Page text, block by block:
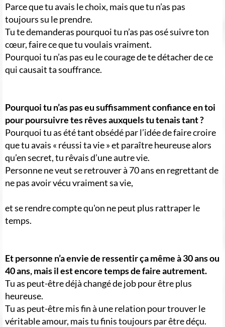
Parce que tu avais le choix, mais que tu n’as pas
toujours su le prendre.
Tu te demanderas pourquoi tu n’as pas osé suivre ton
cœur, faire ce que tu voulais vraiment.
Pourquoi tu n’as pas eu le courage de te détacher de ce
qui causait ta souffrance.
Pourquoi tu n’as pas eu suffisamment confiance en toi
pour poursuivre tes rêves auxquels tu tenais tant ?
Pourquoi tu as été tant obsédé par l’idée de faire croire
que tu avais « réussi ta vie » et paraître heureuse alors
qu’en secret, tu rêvais d’une autre vie.
Personne ne veut se retrouver à 70 ans en regrettant de
ne pas avoir vécu vraiment sa vie,
et se rendre compte qu'on ne peut plus rattraper le
temps.
Et personne n’a envie de ressentir ça même à 30 ans ou
40 ans, mais il est encore temps de faire autrement.
Tu as peut-être déjà changé de job pour être plus
heureuse.
Tu as peut-être mis fin à une relation pour trouver le
véritable amour, mais tu finis toujours par être déçu.